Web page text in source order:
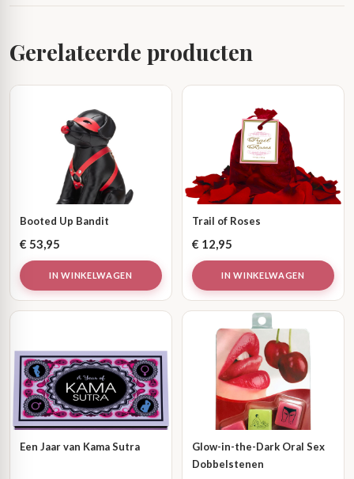
Gerelateerde producten
Booted Up Bandit
€ 53,95
IN WINKELWAGEN
Trail of Roses
€ 12,95
IN WINKELWAGEN
Een Jaar van Kama Sutra
Glow-in-the-Dark Oral Sex
Dobbelstenen